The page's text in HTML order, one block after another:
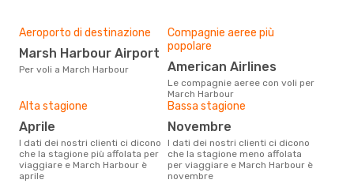
Aeroporto di destinazione
Marsh Harbour Airport
Per voli a March Harbour
Compagnie aeree più
popolare
American Airlines
Le compagnie aeree con voli per
March Harbour
Alta stagione
aprile
I dati dei nostri clienti ci dicono
che la stagione più affolata per
viaggiare e March Harbour è
aprile
Bassa stagione
novembre
I dati dei nostri clienti ci dicono
che la stagione meno affolata
per viaggiare e March Harbour è
novembre